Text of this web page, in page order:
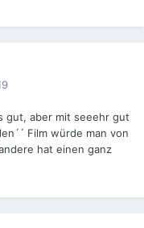
gut, aber mit seeehr gut
Film würde man von
hat einen ganz